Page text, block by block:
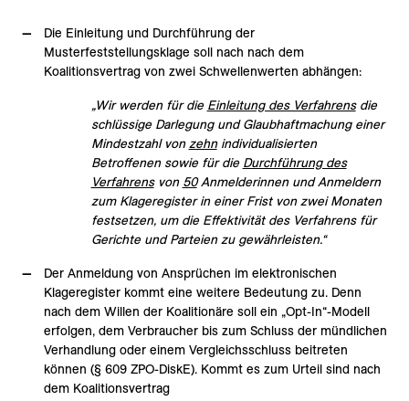
Die Einleitung und Durchführung der
Musterfeststellungsklage soll nach nach dem
Koalitionsvertrag von zwei Schwellenwerten abhängen:
„Wir werden für die Einleitung des Verfahrensdie
schlüssige Darlegung und Glaubhaftmachung einer
Mindestzahl vonzehnindividualisierten
Betroffenen sowie für die Durchführung des
Verfahrensvon 50Anmelderinnen und Anmeldern
zum Klageregister in einer Frist von zwei Monaten
festsetzen, um die Effektivität des Verfahrens für
Gerichte und Parteien zu gewährleisten.“
Der Anmeldung von Ansprüchen im elektronischen
Klageregister kommt eine weitere Bedeutung zu. Denn
nach dem Willen der Koalitionäre soll ein „Opt-In“-Modell
erfolgen, dem Verbraucher bis zum Schluss der mündlichen
Verhandlung oder einem Vergleichsschluss beitreten
können (§ 609 ZPO-DiskE). Kommt es zum Urteil sind nach
dem Koalitionsvertrag